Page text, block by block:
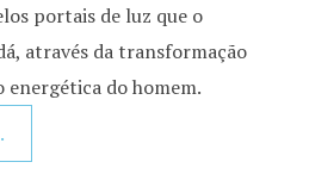
portais de luz que o
através da transformação
energética do homem.